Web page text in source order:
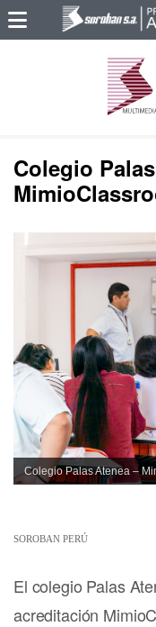
Colegio
Colegio Palas Atenea –
SOROBAN PERÚ
El colegio Palas
acreditación